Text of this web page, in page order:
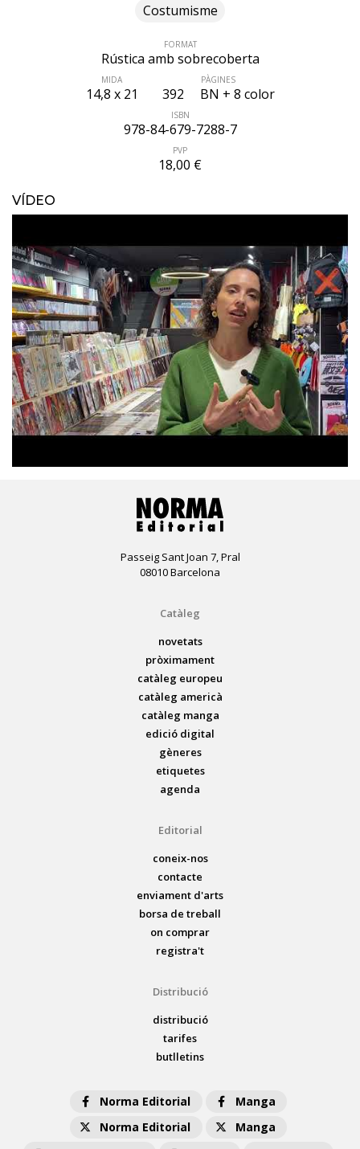
Costumisme
FORMAT
Rústica amb sobrecoberta
MIDA
14,8 x 21
PÀGINES
392 BN + 8 color
ISBN
978-84-679-7288-7
PVP
18,00 €
VÍDEO
Passeig Sant Joan 7, Pral
08010 Barcelona
Catàleg
novetats
pròximament
catàleg europeu
catàleg americà
catàleg manga
edició digital
gèneres
etiquetes
agenda
Editorial
coneix-nos
contacte
enviament d'arts
borsa de treball
on comprar
registra't
Distribució
distribució
tarifes
butlletins
Norma Editorial
Manga
Norma Editorial
Manga